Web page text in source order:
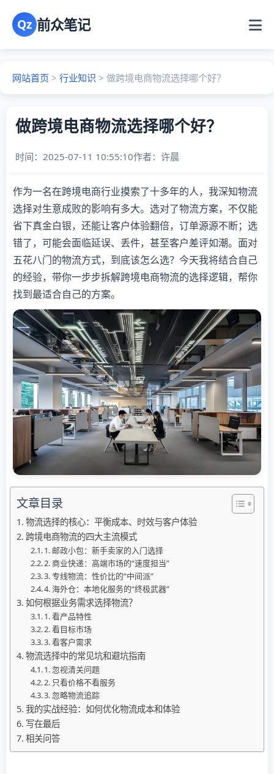
Qz 前众笔记
网站首页 > 行业知识 > 做跨境电商物流选择哪个好？
做跨境电商物流选择哪个好？
时间：2025-07-11 10:55:10作者： 许晨
作为一名在跨境电商行业摸索了十多年的人，我深知物流
选择对生意成败的影响有多大。选对了物流方案，不仅能
省下真金白银，还能让客户体验翻倍，订单源源不断；选
错了，可能会面临延误、丢件，甚至客户差评如潮。面对
五花八门的物流方式，到底该怎么选？今天我将结合自己
的经验，带你一步步拆解跨境电商物流的选择逻辑，帮你
找到最适合自己的方案。
文章目录
物流选择的核心：平衡成本、时效与客户体验
跨境电商物流的四大主流模式
1. 邮政小包：新手卖家的入门选择
2. 商业快递：高端市场的“速度担当”
3. 专线物流：性价比的“中间派”
4. 海外仓：本地化服务的“终极武器”
如何根据业务需求选择物流？
1. 看产品特性
2. 看目标市场
3. 看客户需求
物流选择中的常见坑和避坑指南
1. 忽视清关问题
2. 只看价格不看服务
3. 忽略物流追踪
我的实战经验：如何优化物流成本和体验
写在最后
相关问答